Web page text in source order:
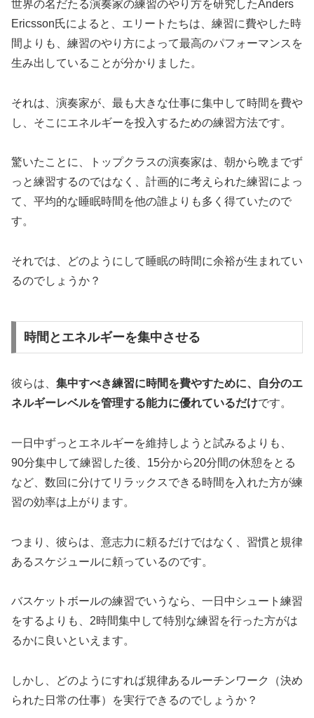
世界の名だたる演奏家の練習のやり方を研究したAnders
Ericsson氏によると、エリートたちは、練習に費やした時
間よりも、練習のやり方によって最高のパフォーマンスを
生み出していることが分かりました。
それは、演奏家が、最も大きな仕事に集中して時間を費や
し、そこにエネルギーを投入するための練習方法です。
驚いたことに、トップクラスの演奏家は、朝から晩までず
っと練習するのではなく、計画的に考えられた練習によっ
て、平均的な睡眠時間を他の誰よりも多く得ていたので
す。
それでは、どのようにして睡眠の時間に余裕が生まれてい
るのでしょうか？
時間とエネルギーを集中させる
彼らは、 集中すべき練習に時間を費やすために、自分のエ
ネルギーレベルを管理する能力に優れているだけです。
一日中ずっとエネルギーを維持しようと試みるよりも、
90分集中して練習した後、15分から20分間の休憩をとる
など、数回に分けてリラックスできる時間を入れた方が練
習の効率は上がります。
つまり、彼らは、意志力に頼るだけではなく、習慣と規律
あるスケジュールに頼っているのです。
バスケットボールの練習でいうなら、一日中シュート練習
をするよりも、2時間集中して特別な練習を行った方がは
るかに良いといえます。
しかし、どのようにすれば規律あるルーチンワーク（決め
られた日常の仕事）を実行できるのでしょうか？